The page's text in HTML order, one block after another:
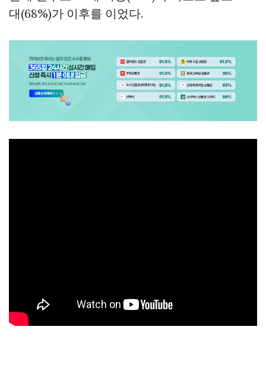
대(68%)가 이후를 이었다.